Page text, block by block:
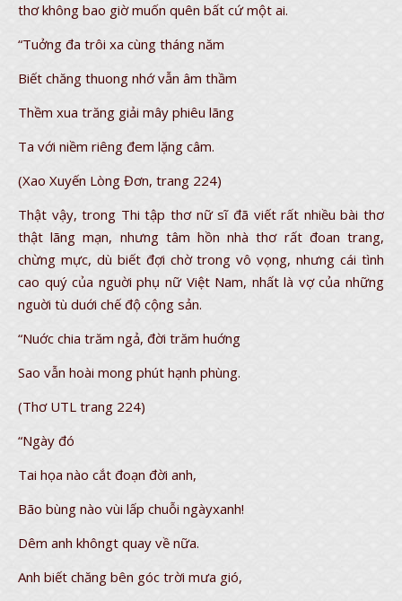
thơ không bao giờ muốn quên bất cứ một ai.
“Tuởng đa trôi xa cùng tháng năm
Biết chăng thuong nhớ vẫn âm thầm
Thềm xua trăng giải mây phiêu lãng
Ta với niềm riêng đem lặng câm.
(Xao Xuyến Lòng Đơn, trang 224)
Thật vậy, trong Thi tập thơ nữ sĩ đã viết rất nhiều bài thơ
thật lãng mạn, nhưng tâm hồn nhà thơ rất đoan trang,
chừng mực, dù biết đợi chờ trong vô vọng, nhưng cái tình
cao quý của nguời phụ nữ Việt Nam, nhất là vợ của những
nguời tù duới chế độ cộng sản.
“Nuớc chia trăm ngả, đời trăm huớng
Sao vẫn hoài mong phút hạnh phùng.
(Thơ UTL trang 224)
“Ngày đó
Tai họa nào cắt đoạn đời anh,
Bão bùng nào vùi lấp chuỗi ngàyxanh!
Dêm anh khôngt quay về nữa.
Anh biết chăng bên góc trời mưa gió,